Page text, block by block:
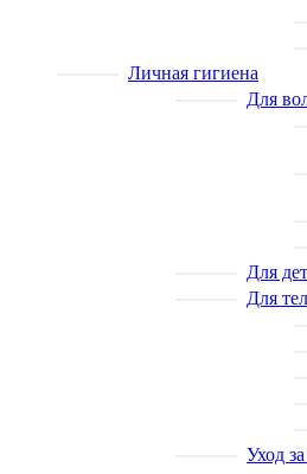
Личная гигиена
Для
Для
Для
Уход